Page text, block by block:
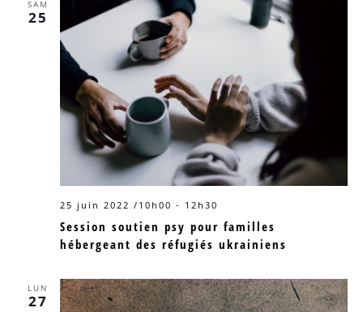
SAM
25
Session soutien psy pour familles
hébergeant des réfugiés ukrainiens
25 juin 2022 /10h00 - 12h30
LUN
27